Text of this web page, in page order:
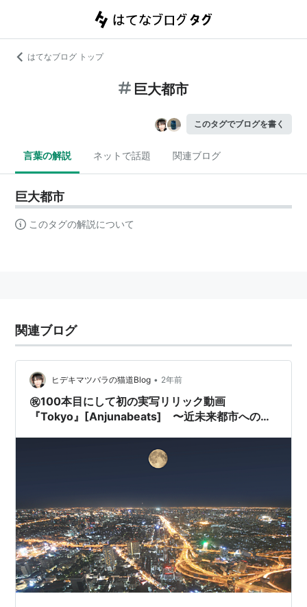
はてなブログ トップ
巨大都市
このタグでブログを書く
言葉の解説 ネットで話題 関連ブログ
巨大都市
このタグの解説について
関連ブログ
ヒデキマツバラの猫道Blog • 2年前
㊗️100本目にして初の実写リリック動画
『Tokyo』[Anjunabeats] 〜近未来都市へのバ